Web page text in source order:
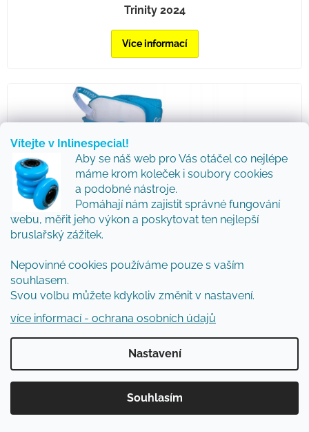
Vítejte v Inlinespecial!
Aby se náš web pro Vás otáčel co nejlépe
máme krom koleček i soubory cookies
a podobné nástroje.
Pomáhají nám zajistit správné fungování
webu, měřit jeho výkon a poskytovat ten nejlepší
bruslařský zážitek.
Nepovinné cookies používáme pouze s vaším
souhlasem.
Svou volbu můžete kdykoliv změnit v nastavení.
více informací - ochrana osobních údajů
Nastavení
Souhlasím
Trinity 2024
Více informací
Kolečkové brusle Powerslide Storm Nicoly Pro 80
Více informací